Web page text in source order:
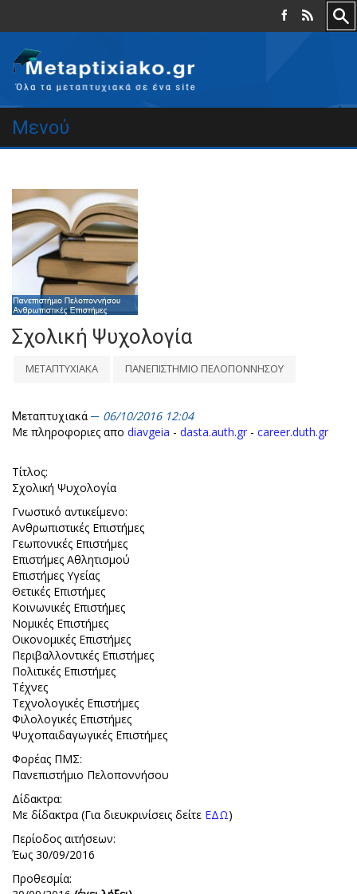
Μενού
Σχολική Ψυχολογία
ΜΕΤΑΠΤΥΧΙΑΚΑ ΠΑΝΕΠΙΣΤΗΜΙΟ ΠΕΛΟΠΟΝΝΗΣΟΥ
Μεταπτυχιακά
06/10/2016 12:04
Με πληροφοριες απο diavgeia - dasta.auth.gr - career.duth.gr
Τίτλος:
Σχολική Ψυχολογία
Γνωστικό αντικείμενο:
Ανθρωπιστικές Επιστήμες
Γεωπονικές Επιστήμες
Επιστήμες Αθλητισμού
Επιστήμες Υγείας
Θετικές Επιστήμες
Κοινωνικές Επιστήμες
Νομικές Επιστήμες
Οικονομικές Επιστήμες
Περιβαλλοντικές Επιστήμες
Πολιτικές Επιστήμες
Τέχνες
Τεχνολογικές Επιστήμες
Φιλολογικές Επιστήμες
Ψυχοπαιδαγωγικές Επιστήμες
Φορέας ΠΜΣ:
Πανεπιστήμιο Πελοποννήσου
Δίδακτρα:
Με δίδακτρα (Για διευκρινίσεις δείτε ΕΔΩ)
Περίοδος αιτήσεων:
Έως 30/09/2016
Προθεσμία: